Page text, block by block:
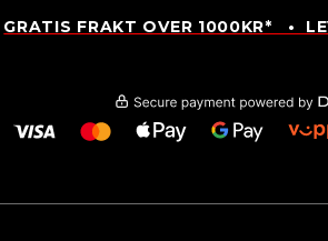
GRATIS FRAKT OVER 1000KR* •